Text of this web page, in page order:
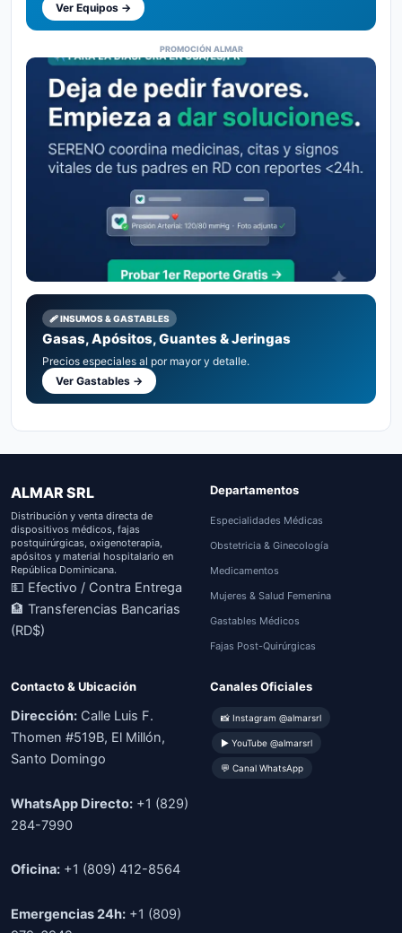
Ver Equipos →
PROMOCIÓN ALMAR
🩹 INSUMOS & GASTABLES
Gasas, Apósitos, Guantes & Jeringas
Precios especiales al por mayor y detalle.
Ver Gastables →
ALMAR SRL
Distribución y venta directa de
dispositivos médicos, fajas
postquirúrgicas, oxigenoterapia,
apósitos y material hospitalario en
República Dominicana.
💵 Efectivo / Contra Entrega
🏦 Transferencias Bancarias
(RD$)
Departamentos
Especialidades Médicas
Obstetricia & Ginecología
Medicamentos
Mujeres & Salud Femenina
Gastables Médicos
Fajas Post-Quirúrgicas
Contacto & Ubicación
Dirección: Calle Luis F.
Thomen #519B, El Millón,
Santo Domingo
WhatsApp Directo: +1 (829)
284-7990
Oficina: +1 (809) 412-8564
Emergencias 24h: +1 (809)
Canales Oficiales
📸 Instagram @almarsrl
▶ YouTube @almarsrl
💬 Canal WhatsApp